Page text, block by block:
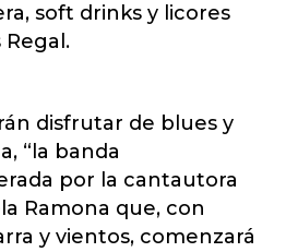
soft drinks y licores
Regal.
disfrutar de blues y
“la banda
por la cantautora
Ramona que, con
y vientos, comenzará